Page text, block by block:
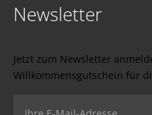
Newsletter
Jetzt zum Newsletter
Willkommensgutschein für